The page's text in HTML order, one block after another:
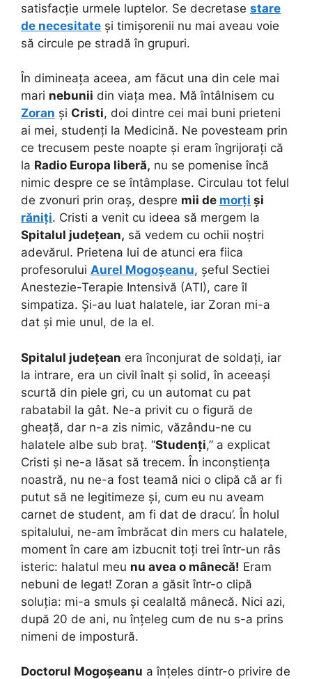
satisfacție urmele luptelor. Se decretase stare
de necesitate și timișorenii nu mai aveau voie
să circule pe stradă în grupuri.
În dimineața aceea, am făcut una din cele mai
mari nebunii din viața mea. Mă întâlnisem cu
Zoran și Cristi, doi dintre cei mai buni prieteni
ai mei, studenți la Medicină. Ne povesteam prin
ce trecusem peste noapte și eram îngrijorați că
la Radio Europa liberă, nu se pomenise încă
nimic despre ce se întâmplase. Circulau tot felul
de zvonuri prin oraș, despre mii de morți și
răniți. Cristi a venit cu ideea să mergem la
Spitalul județean, să vedem cu ochii noștri
adevărul. Prietena lui de atunci era fiica
profesorului Aurel Mogoșeanu, șeful Sectiei
Anestezie-Terapie Intensivă (ATI), care îl
simpatiza. Și-au luat halatele, iar Zoran mi-a
dat și mie unul, de la el.
Spitalul județean era înconjurat de soldați, iar
la intrare, era un civil înalt și solid, în aceeași
scurtă din piele gri, cu un automat cu pat
rabatabil la gât. Ne-a privit cu o figură de
gheață, dar n-a zis nimic, văzându-ne cu
halatele albe sub braț. “Studenți,” a explicat
Cristi și ne-a lăsat să trecem. În inconștiența
noastră, nu ne-a fost teamă nici o clipă că ar fi
putut să ne legitimeze și, cum eu nu aveam
carnet de student, am fi dat de dracu’. În holul
spitalului, ne-am îmbrăcat din mers cu halatele,
moment în care am izbucnit toți trei într-un râs
isteric: halatul meu nu avea o mânecă! Eram
nebuni de legat! Zoran a găsit într-o clipă
soluția: mi-a smuls și cealaltă mânecă. Nici azi,
după 20 de ani, nu înțeleg cum de nu s-a prins
nimeni de impostură.
Doctorul Mogoșeanu a înțeles dintr-o privire de